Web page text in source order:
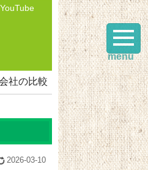
YouTube
社の比較
2026-03-10
menu